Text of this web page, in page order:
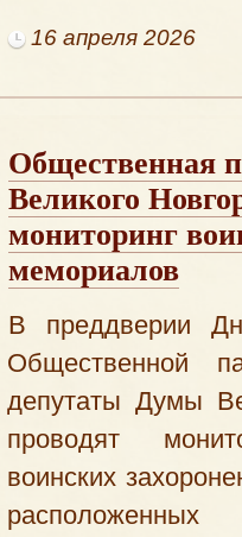
16 апреля 2026
Общественная
Великого
мониторинг
мемориалов
В преддверии
Общественной
депутаты Думы
проводят
воинских